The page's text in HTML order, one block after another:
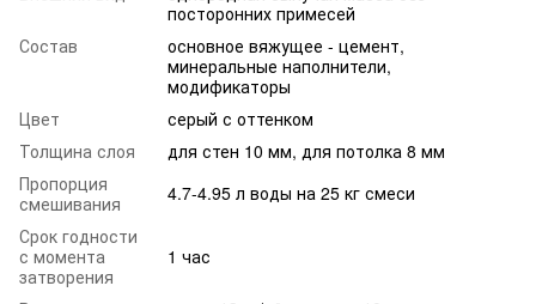
посторонних примесей
Состав
основное вяжущее - цемент,
минеральные наполнители,
модификаторы
Цвет
серый с оттенком
Толщина слоя
для стен 10 мм, для потолка 8 мм
Пропорция
смешивания
4.7-4.95 л воды на 25 кг смеси
Срок годности
с момента
затворения
1 час